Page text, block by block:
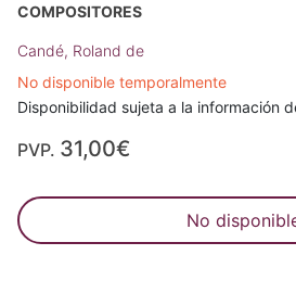
COMPOSITORES
Candé, Roland de
No disponible temporalmente
Disponibilidad sujeta a la información
PVP. 31,00€
No